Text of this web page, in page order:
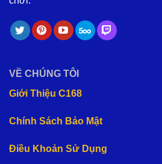
VỀ CHÚNG TÔI
Giới Thiệu C168
Chính Sách Bảo Mật
Điều Khoản Sử Dụng